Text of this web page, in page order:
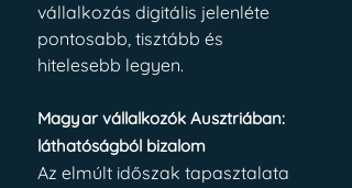
vállalkozás digitális jelenléte
pontosabb, tisztább és
hitelesebb legyen.
Magyar vállalkozók Ausztriában:
láthatóságból bizalom
Az elmúlt időszak tapasztalata